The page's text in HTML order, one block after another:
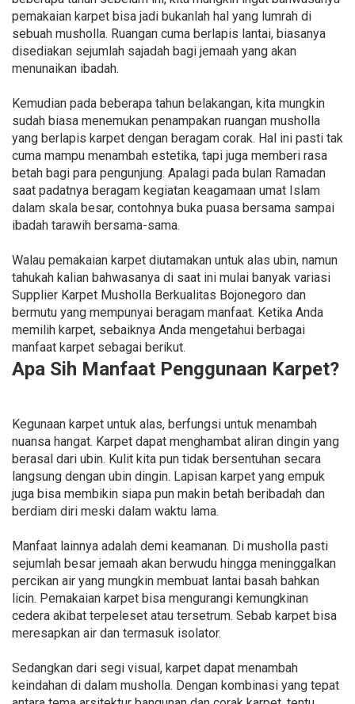
pemakaian karpet bisa jadi bukanlah hal yang lumrah di
sebuah musholla. Ruangan cuma berlapis lantai, biasanya
disediakan sejumlah sajadah bagi jemaah yang akan
menunaikan ibadah.
Kemudian pada beberapa tahun belakangan, kita mungkin
sudah biasa menemukan penampakan ruangan musholla
yang berlapis karpet dengan beragam corak. Hal ini pasti tak
cuma mampu menambah estetika, tapi juga memberi rasa
betah bagi para pengunjung. Apalagi pada bulan Ramadan
saat padatnya beragam kegiatan keagamaan umat Islam
dalam skala besar, contohnya buka puasa bersama sampai
ibadah tarawih bersama-sama.
Walau pemakaian karpet diutamakan untuk alas ubin, namun
tahukah kalian bahwasanya di saat ini mulai banyak variasi
Supplier Karpet Musholla Berkualitas Bojonegoro dan
bermutu yang mempunyai beragam manfaat. Ketika Anda
memilih karpet, sebaiknya Anda mengetahui berbagai
manfaat karpet sebagai berikut.
Apa Sih Manfaat Penggunaan Karpet?
Kegunaan karpet untuk alas, berfungsi untuk menambah
nuansa hangat. Karpet dapat menghambat aliran dingin yang
berasal dari ubin. Kulit kita pun tidak bersentuhan secara
langsung dengan ubin dingin. Lapisan karpet yang empuk
juga bisa membikin siapa pun makin betah beribadah dan
berdiam diri meski dalam waktu lama.
Manfaat lainnya adalah demi keamanan. Di musholla pasti
sejumlah besar jemaah akan berwudu hingga meninggalkan
percikan air yang mungkin membuat lantai basah bahkan
licin. Pemakaian karpet bisa mengurangi kemungkinan
cedera akibat terpeleset atau tersetrum. Sebab karpet bisa
meresapkan air dan termasuk isolator.
Sedangkan dari segi visual, karpet dapat menambah
keindahan di dalam musholla. Dengan kombinasi yang tepat